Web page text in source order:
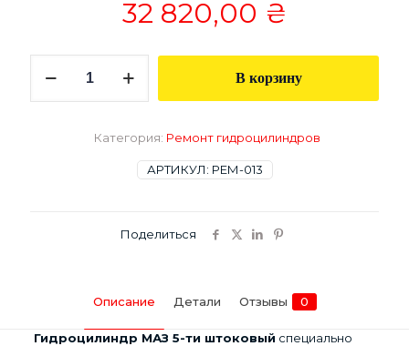
32 820,00 ₴
товара
В корзину
АРТИКУЛ: РЕМ-013
Категория: Ремонт гидроцилиндров
Поделиться
Описание Детали Отзывы 0
Гидроцилиндр МАЗ 5-ти штоковый специально